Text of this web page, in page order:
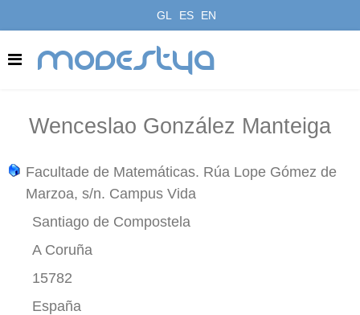
GL ES EN
modestya
Wenceslao González Manteiga
Facultade de Matemáticas. Rúa Lope Gómez de
Marzoa, s/n. Campus Vida
Santiago de Compostela
A Coruña
15782
España